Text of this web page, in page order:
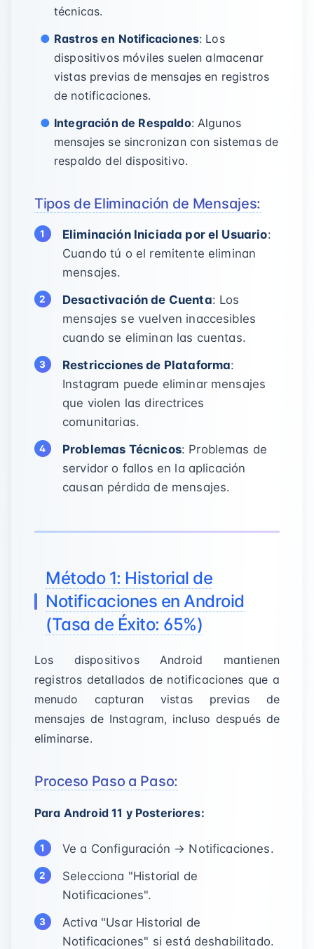
técnicas.
Rastros en Notificaciones: Los
dispositivos móviles suelen almacenar
vistas previas de mensajes en registros
de notificaciones.
Integración de Respaldo: Algunos
mensajes se sincronizan con sistemas de
respaldo del dispositivo.
Tipos de Eliminación de Mensajes:
Eliminación Iniciada por el Usuario:
Cuando tú o el remitente eliminan
mensajes.
Desactivación de Cuenta: Los
mensajes se vuelven inaccesibles
cuando se eliminan las cuentas.
Restricciones de Plataforma:
Instagram puede eliminar mensajes
que violen las directrices
comunitarias.
Problemas Técnicos: Problemas de
servidor o fallos en la aplicación
causan pérdida de mensajes.
Método 1: Historial de
Notificaciones en Android
(Tasa de Éxito: 65%)
Los dispositivos Android mantienen
registros detallados de notificaciones que a
menudo capturan vistas previas de
mensajes de Instagram, incluso después de
eliminarse.
Proceso Paso a Paso:
Para Android 11 y Posteriores:
Ve a Configuración → Notificaciones.
Selecciona "Historial de
Notificaciones".
Activa "Usar Historial de
Notificaciones" si está deshabilitado.